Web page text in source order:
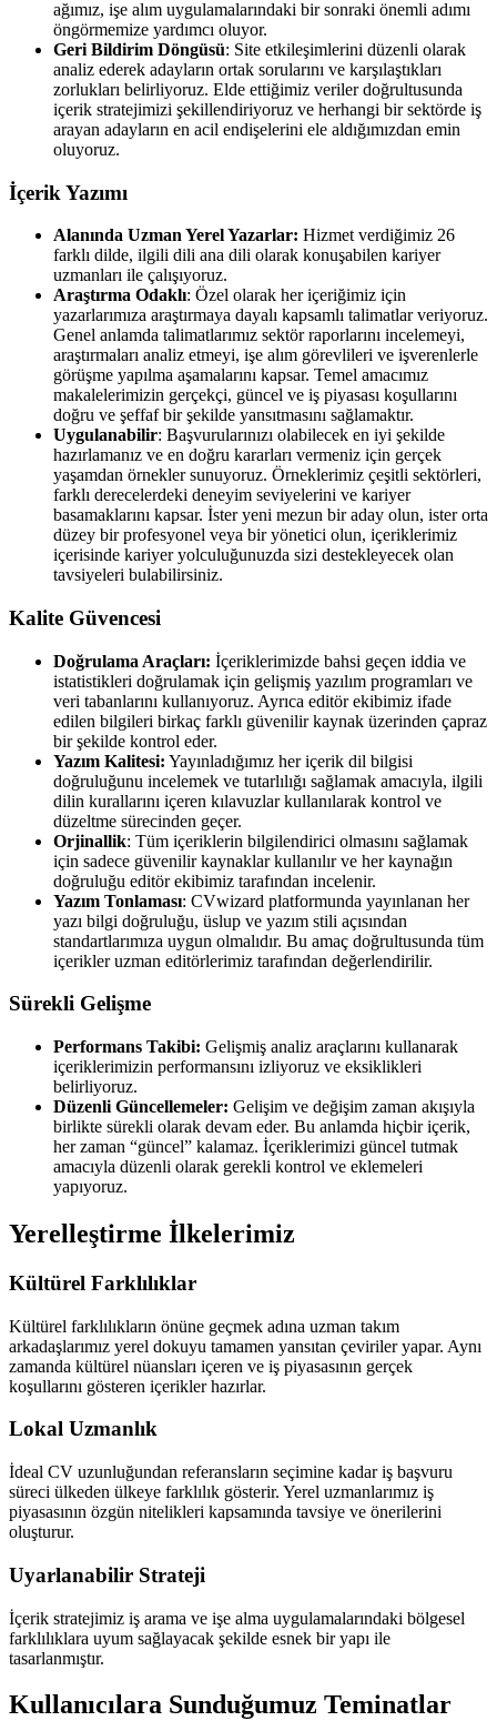
ağımız, işe alım uygulamalarındaki bir sonraki önemli adımı
öngörmemize yardımcı oluyor.
Geri Bildirim Döngüsü: Site etkileşimlerini düzenli olarak
analiz ederek adayların ortak sorularını ve karşılaştıkları
zorlukları belirliyoruz. Elde ettiğimiz veriler doğrultusunda
içerik stratejimizi şekillendiriyoruz ve herhangi bir sektörde iş
arayan adayların en acil endişelerini ele aldığımızdan emin
oluyoruz.
İçerik Yazımı
Alanında Uzman Yerel Yazarlar: Hizmet verdiğimiz 26
farklı dilde, ilgili dili ana dili olarak konuşabilen kariyer
uzmanları ile çalışıyoruz.
Araştırma Odaklı: Özel olarak her içeriğimiz için
yazarlarımıza araştırmaya dayalı kapsamlı talimatlar veriyoruz.
Genel anlamda talimatlarımız sektör raporlarını incelemeyi,
araştırmaları analiz etmeyi, işe alım görevlileri ve işverenlerle
görüşme yapılma aşamalarını kapsar. Temel amacımız
makalelerimizin gerçekçi, güncel ve iş piyasası koşullarını
doğru ve şeffaf bir şekilde yansıtmasını sağlamaktır.
Uygulanabilir: Başvurularınızı olabilecek en iyi şekilde
hazırlamanız ve en doğru kararları vermeniz için gerçek
yaşamdan örnekler sunuyoruz. Örneklerimiz çeşitli sektörleri,
farklı derecelerdeki deneyim seviyelerini ve kariyer
basamaklarını kapsar. İster yeni mezun bir aday olun, ister orta
düzey bir profesyonel veya bir yönetici olun, içeriklerimiz
içerisinde kariyer yolculuğunuzda sizi destekleyecek olan
tavsiyeleri bulabilirsiniz.
Kalite Güvencesi
Doğrulama Araçları: İçeriklerimizde bahsi geçen iddia ve
istatistikleri doğrulamak için gelişmiş yazılım programları ve
veri tabanlarını kullanıyoruz. Ayrıca editör ekibimiz ifade
edilen bilgileri birkaç farklı güvenilir kaynak üzerinden çapraz
bir şekilde kontrol eder.
Yazım Kalitesi: Yayınladığımız her içerik dil bilgisi
doğruluğunu incelemek ve tutarlılığı sağlamak amacıyla, ilgili
dilin kurallarını içeren kılavuzlar kullanılarak kontrol ve
düzeltme sürecinden geçer.
Orjinallik: Tüm içeriklerin bilgilendirici olmasını sağlamak
için sadece güvenilir kaynaklar kullanılır ve her kaynağın
doğruluğu editör ekibimiz tarafından incelenir.
Yazım Tonlaması: CVwizard platformunda yayınlanan her
yazı bilgi doğruluğu, üslup ve yazım stili açısından
standartlarımıza uygun olmalıdır. Bu amaç doğrultusunda tüm
içerikler uzman editörlerimiz tarafından değerlendirilir.
Sürekli Gelişme
Performans Takibi: Gelişmiş analiz araçlarını kullanarak
içeriklerimizin performansını izliyoruz ve eksiklikleri
belirliyoruz.
Düzenli Güncellemeler: Gelişim ve değişim zaman akışıyla
birlikte sürekli olarak devam eder. Bu anlamda hiçbir içerik,
her zaman “güncel” kalamaz. İçeriklerimizi güncel tutmak
amacıyla düzenli olarak gerekli kontrol ve eklemeleri
yapıyoruz.
Yerelleştirme İlkelerimiz
Kültürel Farklılıklar
Kültürel farklılıkların önüne geçmek adına uzman takım
arkadaşlarımız yerel dokuyu tamamen yansıtan çeviriler yapar. Aynı
zamanda kültürel nüansları içeren ve iş piyasasının gerçek
koşullarını gösteren içerikler hazırlar.
Lokal Uzmanlık
İdeal CV uzunluğundan referansların seçimine kadar iş başvuru
süreci ülkeden ülkeye farklılık gösterir. Yerel uzmanlarımız iş
piyasasının özgün nitelikleri kapsamında tavsiye ve önerilerini
oluşturur.
Uyarlanabilir Strateji
İçerik stratejimiz iş arama ve işe alma uygulamalarındaki bölgesel
farklılıklara uyum sağlayacak şekilde esnek bir yapı ile
tasarlanmıştır.
Kullanıcılara Sunduğumuz Teminatlar